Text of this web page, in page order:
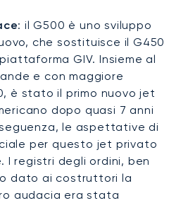
: il G500 è uno sviluppo
che sostituisce il G450
GIV. Insieme al
e con maggiore
è stato il primo nuovo jet
dopo quasi 7 anni
le aspettative di
per questo jet privato
I registri degli ordini, ben
dato ai costruttori la
audacia era stata